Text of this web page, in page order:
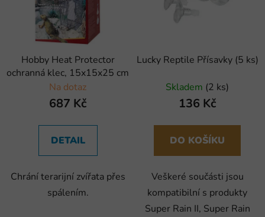
Hobby Heat Protector
ochranná klec, 15x15x25 cm
Na dotaz
687 Kč
DETAIL
Chrání terarijní zvířata přes
spálením.
Lucky Reptile Přísavky (5 ks)
Skladem (2 ks)
136 Kč
DO KOŠÍKU
Veškeré součásti jsou
kompatibilní s produkty
Super Rain II, Super Rain